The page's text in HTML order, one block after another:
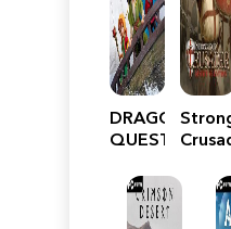
DRAGON
QUEST
Reimagined